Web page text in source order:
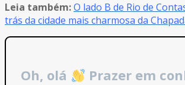
Leia também:O lado B de Rio de
trás da cidade mais charmosa da
Oh, olá Prazer em